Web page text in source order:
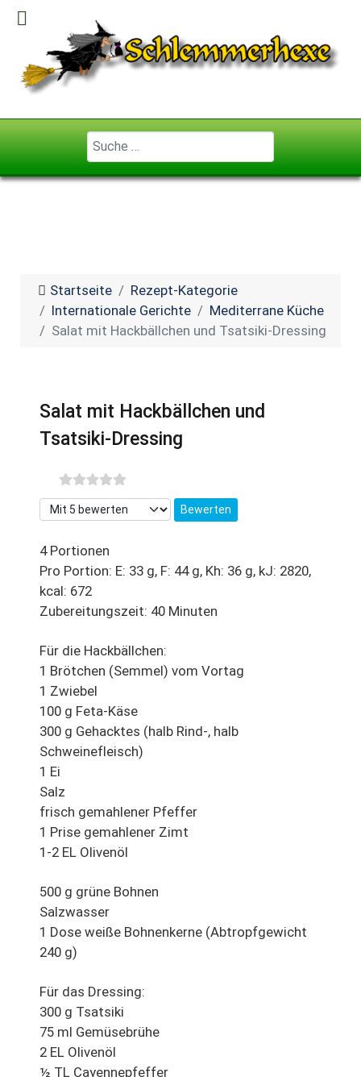
Geben Sie ...
Startseite
Rezept-Kategorie
Internationale Gerichte
Mediterrane Küche
Salat mit Hackbällchen und Tsatsiki-Dressing
Salat mit Hackbällchen und
Tsatsiki-Dressing
Bitte bewerten
4 Portionen
Pro Portion: E: 33 g, F: 44 g, Kh: 36 g, kJ: 2820,
kcal: 672
Zubereitungszeit: 40 Minuten
Für die Hackbällchen:
1 Brötchen (Semmel) vom Vortag
1 Zwiebel
100 g Feta-Käse
300 g Gehacktes (halb Rind-, halb
Schweinefleisch)
1 Ei
Salz
frisch gemahlener Pfeffer
1 Prise gemahlener Zimt
1-2 EL Olivenöl
500 g grüne Bohnen
Salzwasser
1 Dose weiße Bohnenkerne (Abtropfgewicht
240 g)
Für das Dressing:
300 g Tsatsiki
75 ml Gemüsebrühe
2 EL Olivenöl
½ TL Cayennepfeffer